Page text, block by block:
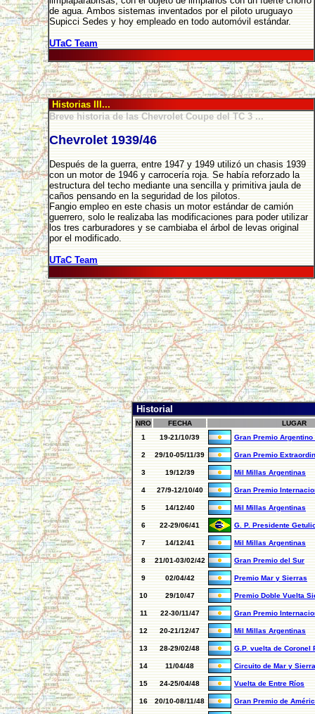
de agua. Ambos sistemas inventados por el piloto uruguayo
Supicci Sedes y hoy empleado en todo automóvil estándar.
UTaC Team
Historias III...
Breve historia de las Chevrolet Coupe del TC 3 ...
Chevrolet 1939/46
Después de la guerra, entre 1947 y 1949 utilizó un chasis 1939
con un motor de 1946 y carrocería roja. Se había reforzado la
estructura del techo mediante una sencilla y primitiva jaula de
caños pensando en la seguridad de los pilotos.
Fangio empleo en este chasis un motor estándar de camión
guerrero, solo le realizaba las modificaciones para poder utilizar
los tres carburadores y se cambiaba el árbol de levas original
por el modificado.
UTaC Team
Historial
NRO FECHA
LUGAR
1
19-21/10/39 Gran Premio Argentino
2 29/10-05/11/39 Gran Premio
3 19/12/39 Mil Millas Argentinas
4 27/9-12/10/40 Gran Premio
5 14/12/40 Mil Millas Argentinas
6 22-29/06/41 G. P. Presidente
7 14/12/41 Mil Millas Argentinas
8 21/01-03/02/42 Gran Premio del Sur
9 02/04/42 Premio Mar y Sierras
10 29/10/47 Premio Doble Vuelta
11 22-30/11/47 Gran Premio
12 20-21/12/47 Mil Millas Argentinas
13 28-29/02/48 G.P. vuelta de Coronel
14 11/04/48 Circuito de Mar y
15 24-25/04/48 Vuelta de Entre Ríos
16 20/10-08/11/48 Gran Premio de